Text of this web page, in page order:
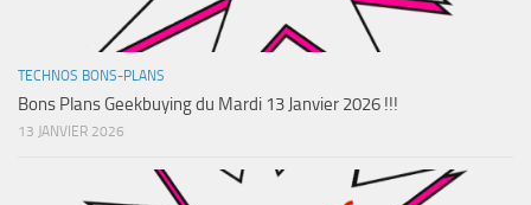
TECHNOS BONS-PLANS
Bons Plans Geekbuying du Mardi 13 Janvier 2026 !!!
13 JANVIER 2026